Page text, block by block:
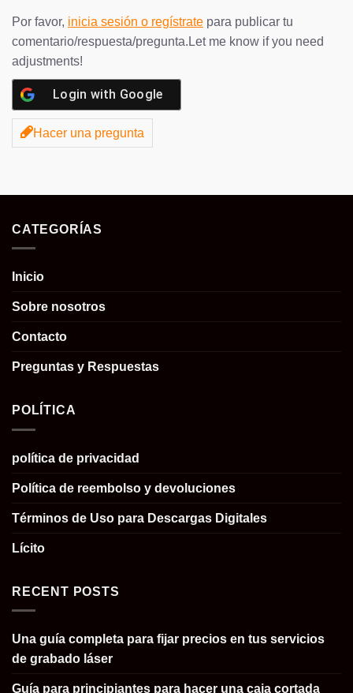
Por favor, inicia sesión o regístrate para publicar tu
comentario/respuesta/pregunta.Let me know if you need
adjustments!
Login with Google
Hacer una pregunta
CATEGORÍAS
Inicio
Sobre nosotros
Contacto
Preguntas y Respuestas
POLÍTICA
política de privacidad
Política de reembolso y devoluciones
Términos de Uso para Descargas Digitales
Lícito
RECENT POSTS
Una guía completa para fijar precios en tus servicios
de grabado láser
Guía para principiantes para hacer una caja cortada